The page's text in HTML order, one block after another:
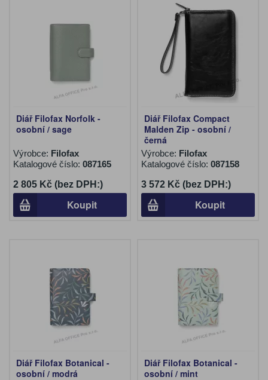
Diář Filofax Norfolk -
osobní / sage
Výrobce: Filofax
Katalogové číslo: 087165
2 805 Kč (bez DPH:)
Koupit
Diář Filofax Compact
Malden Zip - osobní /
černá
Výrobce: Filofax
Katalogové číslo: 087158
3 572 Kč (bez DPH:)
Koupit
Diář Filofax Botanical -
osobní / modrá
Diář Filofax Botanical -
osobní / mint